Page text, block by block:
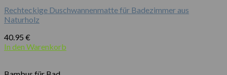
Rechteckige Duschwannenmatte für Badezimmer aus
Naturholz
40.95 €
In den Warenkorb